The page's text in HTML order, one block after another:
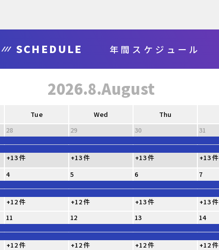
SCHEDULE 年間スケジュール
2026.8.August
Tue Wed Thu
28 29 30 31
+13 件 +13 件 +13 件 +13 件
4 5 6 7
+12 件 +12 件 +13 件 +13 件
11 12 13 14
+12 件 +12 件 +12 件 +12 件